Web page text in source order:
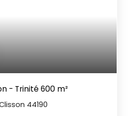
- Trinité 600 m²
44190